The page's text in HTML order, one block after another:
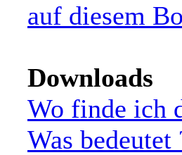
auf diesem
Downloads
Wo finde ich
Was bedeutet